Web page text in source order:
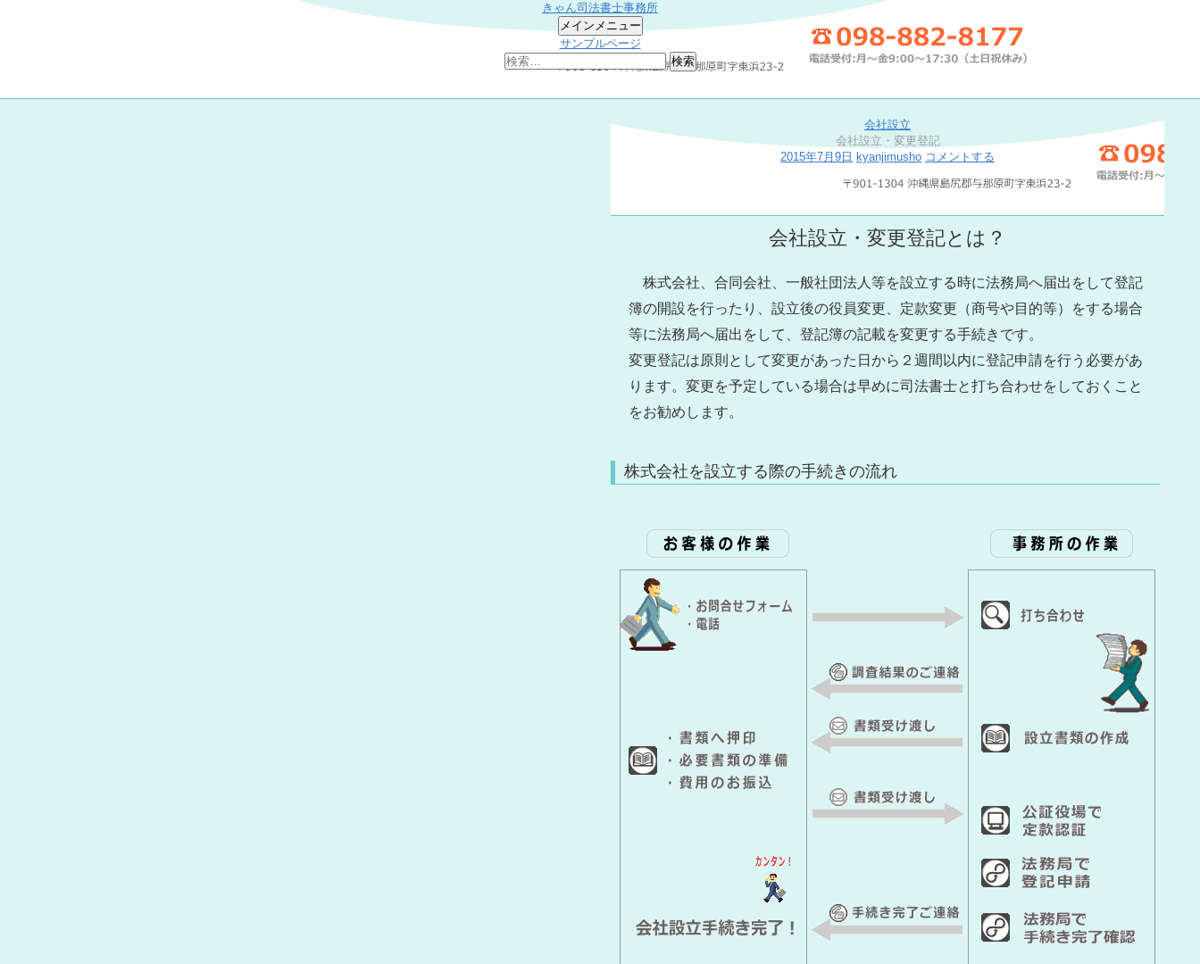
きゃん司法書士事務所
検
索
メインメニューコ
ン
テ
ン
へ
キ
サンプルページ
検
会社設立
会社設立・変更登記
2015年7月9日 kyanjimusho コメントする
会社設立・変更登記とは？
株式会社、合同会社、一般社団法人等を設立する時に法務局へ届出をして登記
簿の開設を行ったり、設立後の役員変更、定款変更（商号や目的等）をする場合
等に法務局へ届出をして、登記簿の記載を変更する手続きです。
変更登記は原則として変更があった日から２週間以内に登記申請を行う必要があ
ります。変更を予定している場合は早めに司法書士と打ち合わせをしておくこと
をお勧めします。
株式会社を設立する際の手続きの流れ